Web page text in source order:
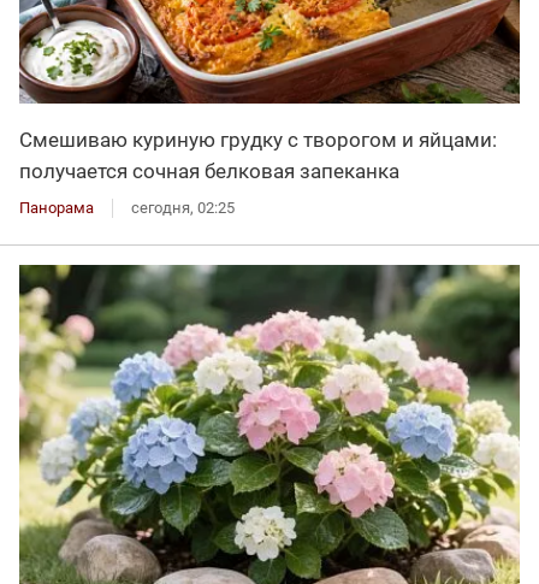
Смешиваю куриную грудку с творогом и яйцами:
получается сочная белковая запеканка
Панорама сегодня, 02:25